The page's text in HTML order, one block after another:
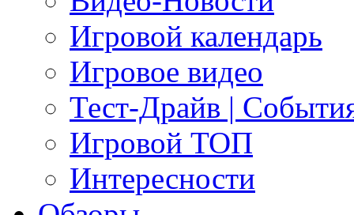
Игровой календарь
Игровое видео
Тест-Драйв |
Игровой ТОП
Интересности